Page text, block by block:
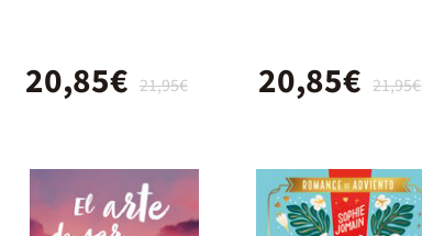
21,95€
20,85€ 21,95€
20,85€